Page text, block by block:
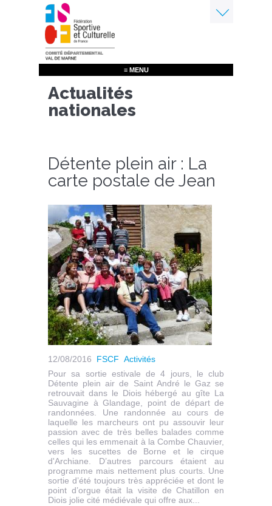
Aller
au
contenu
principal
≡ MENU
Actualités
nationales
Détente plein air : La
carte postale de Jean
12/08/2016 FSCF Activités
Pour sa sortie estivale de 4 jours, le club
Détente plein air de Saint André le Gaz se
retrouvait dans le Diois hébergé au gîte La
Sauvagine à Glandage, point de départ de
randonnées. Une randonnée au cours de
laquelle les marcheurs ont pu assouvir leur
passion avec de très belles balades comme
celles qui les emmenait à la Combe Chauvier,
vers les sucettes de Borne et le cirque
d'Archiane. D’autres parcours étaient au
programme mais nettement plus courts. Une
sortie d’été toujours très appréciée et dont le
point d’orgue était la visite de Chatillon en
Diois jolie cité médiévale qui offre aux...